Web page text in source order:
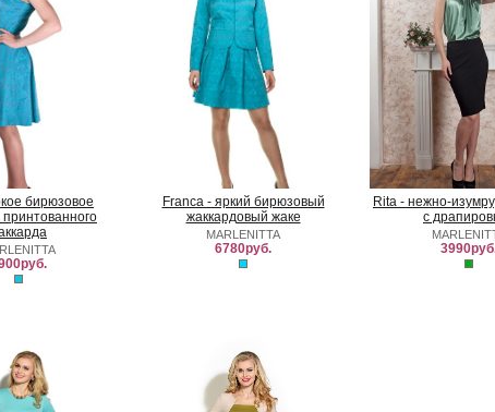
бирюзовое
принтованного
Franca - яркий бирюзовый
жаккардовый жаке
MARLENITTA
6780руб.
Rita - нежно-
с